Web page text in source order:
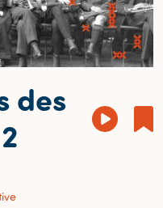
des